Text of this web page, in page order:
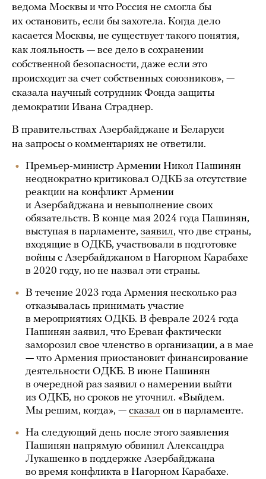
ведома Москвы и что Россия не смогла бы
их остановить, если бы захотела. Когда дело
касается Москвы, не существует такого понятия,
как лояльность — все дело в сохранении
собственной безопасности, даже если это
происходит за счет собственных союзников», —
сказала научный сотрудник Фонда защиты
демократии Ивана Страднер.
В правительствах Азербайджане и Беларуси
на запросы о комментариях не ответили.
Премьер-министр Армении Никол Пашинян
неоднократно критиковал ОДКБ за отсутствие
реакции на конфликт Армении
и Азербайджана и невыполнение своих
обязательств. В конце мая 2024 года Пашинян,
выступая в парламенте, заявил, что две страны,
входящие в ОДКБ, участвовали в подготовке
войны с Азербайджаном в Нагорном Карабахе
в 2020 году, но не назвал эти страны.
В течение 2023 года Армения несколько раз
отказывалась принимать участие
в мероприятиях ОДКБ. В феврале 2024 года
Пашинян заявил, что Ереван фактически
заморозил свое членство в организации, а в мае
— что Армения приостановит финансирование
деятельности ОДКБ. В июне Пашинян
в очередной раз заявил о намерении выйти
из ОДКБ, но сроков не уточнил. «Выйдем.
Мы решим, когда», — сказал он в парламенте.
На следующий день после этого заявления
Пашинян напрямую обвинил Александра
Лукашенко в поддержке Азербайджана
во время конфликта в Нагорном Карабахе.